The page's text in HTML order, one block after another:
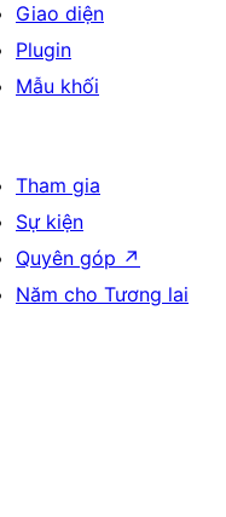
Giao diện
Plugin
Mẫu khối
Tham gia
Sự kiện
Quyên góp ↗
Năm cho Tương lai